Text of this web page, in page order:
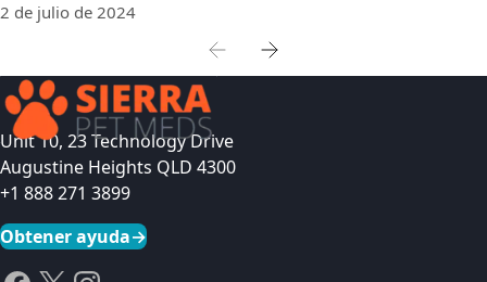
2 de julio de 2024
Unit 10, 23 Technology Drive
Augustine Heights QLD 4300
+1 888 271 3899
Obtener ayuda→